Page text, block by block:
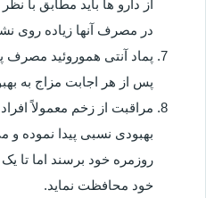
از دارو ها باید مطابق با
در مصرف آنها زیاده روی
پماد آنتی هموروئید مصرف
پس از هر اجابت مزاج به
مراقبت از زخم معمولاً
بهبودی نسبی پیدا نموده و
روزمره خود برسند اما تا
خود محافظت نماید.